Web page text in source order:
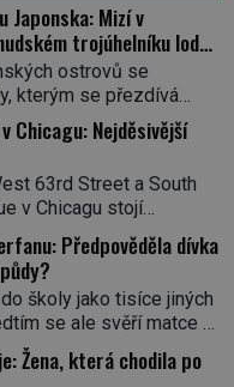
Japonska: Mizí v
trojúhelníku lodě
síly?
ostrovů se
kterým se přezdívá
Vypráví se o lodích
stopy, podivných
proudech i mořských
tyto končiny střežit už
Je tichomořský
skutečně prokletým
zde jen nebezpečná
v jednu z
námořních záhad? […]
Chicagu: Nejděsivější
63rd Street a South
v Chicagu stojí
Nemá žádný speciální
desku. A přesto prý
neradi chodí do
tady totiž sídlil sériový
a také
past na lidi
kriminalistiky.
Předpověděla dívka
školy jako tisíce jiných
se ale svěří matce s
Ve škole, kterou dobře
budovu ani
Žena, která chodila po